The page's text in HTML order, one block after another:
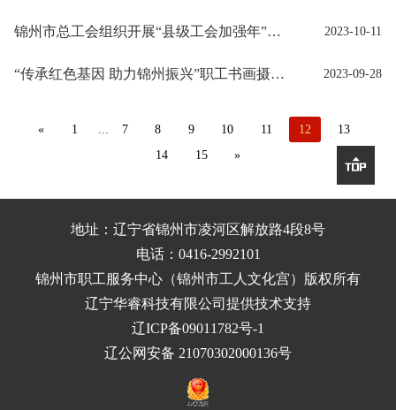

锦州市总工会组织开展“县级工会加强年”专项工作收官拉练检查 2023-10-11
“传承红色基因 助力锦州振兴”职工书画摄影展开幕 2023-09-28
« 1 7 8 9 10 11 12
13
14
15 »
地址：辽宁省锦州市凌河区解放路4段8号
电话：0416-2992101
锦州市职工服务中心（锦州市工人文化宫） 版权所有
辽宁华睿科技有限公司提供技术支持
辽ICP备09011782号-1
辽公网安备 21070302000136号